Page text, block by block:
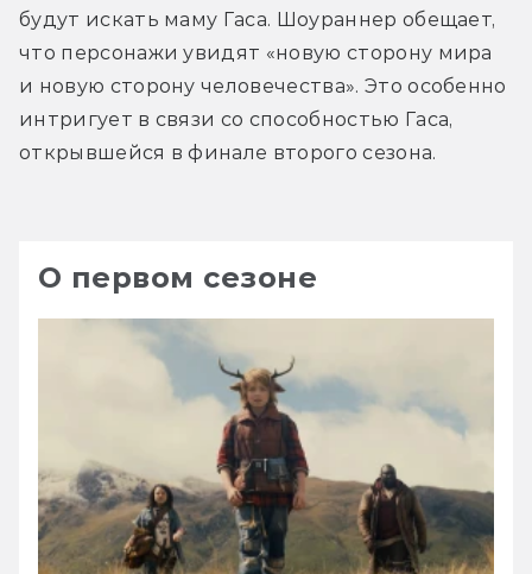
будут искать маму Гаса. Шоураннер обещает,
что персонажи увидят «новую сторону мира
и новую сторону человечества». Это особенно
интригует в связи со способностью Гаса,
открывшейся в финале второго сезона.
О первом сезоне